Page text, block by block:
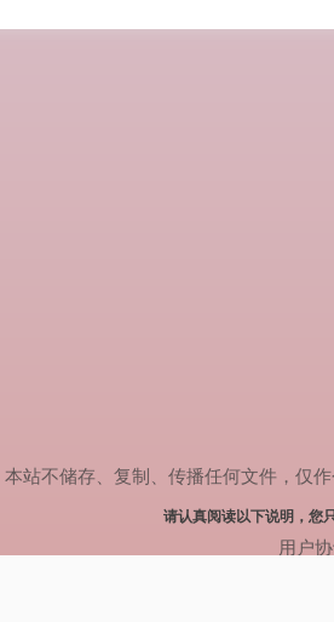
站不储存、复制、传播任何文件，仅
请认真阅读以下说明，您
用户